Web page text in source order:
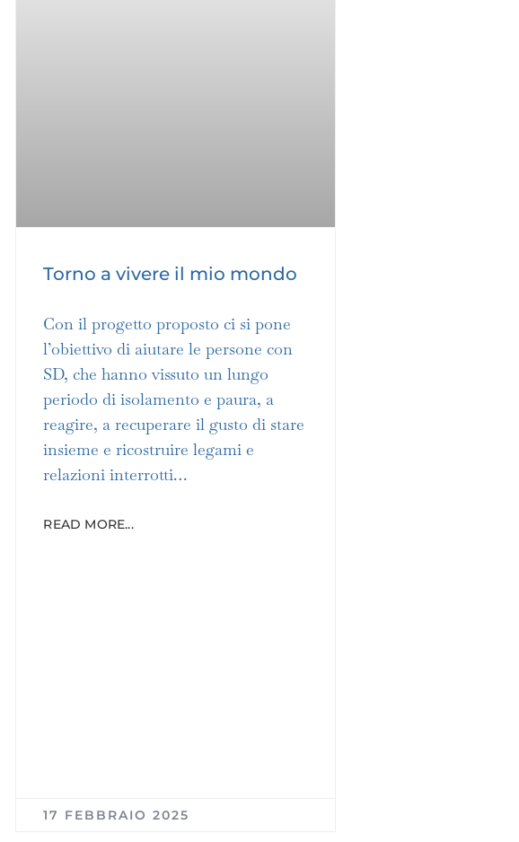
Torno a vivere il mio mondo
Con il progetto proposto ci si pone
l’obiettivo di aiutare le persone con
SD, che hanno vissuto un lungo
periodo di isolamento e paura, a
reagire, a recuperare il gusto di stare
insieme e ricostruire legami e
relazioni interrotti…
READ MORE...
17 FEBBRAIO 2025